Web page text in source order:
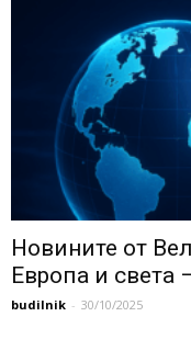
Новините от
Европа и света
budilnik - 30/10/2025